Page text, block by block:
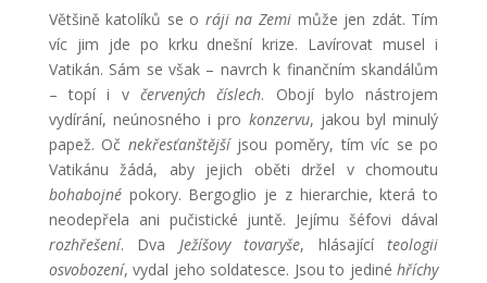
Většině katolíků se o ráji na Zemi může jen zdát. Tím
víc jim jde po krku dnešní krize. Lavírovat musel i
Vatikán. Sám se však – navrch k finančním skandálům
– topí i v červených číslech. Obojí bylo nástrojem
vydírání, neúnosného i pro konzervu, jakou byl minulý
papež. Oč nekřesťanštějšíjsou poměry, tím víc se po
Vatikánu žádá, aby jejich oběti držel v chomoutu
bohabojnépokory. Bergoglio je z hierarchie, která to
neodepřela ani pučistické juntě. Jejímu šéfovi dával
rozhřešení. Dva Ježíšovy tovaryše, hlásajícíteologii
osvobození, vydal jeho soldatesce. Jsou to jedinéhříchy